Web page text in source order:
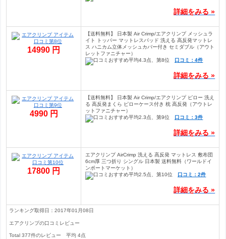
詳細をみる »
14990 円
【送料無料】 日本製 Air Crimp/エアクリンプ メッシュラ
イト トッパー マットレスパッド 洗える 高反発マットレ
ス ハニカム立体メッシュカバー付き セミダブル（アウト
レットファニチャー）
口コミ：4件
詳細をみる »
4990 円
【送料無料】 日本製 Air Crimp/エアクリンプ ピロー 洗え
る 高反発まくら ピローケース付き 枕 高反発（アウトレ
ットファニチャー）
口コミ：3件
詳細をみる »
17800 円
エアクリンプ AirCrimp 洗える 高反発 マットレス 敷布団
6cm厚 三つ折り シングル 日本製 送料無料（ワールドイ
ンポートマーケット）
口コミ：2件
詳細をみる »
ランキング取得日：2017年01月08日
エアクリンプの口コミレビュー
Total377件のレビュー平均4点